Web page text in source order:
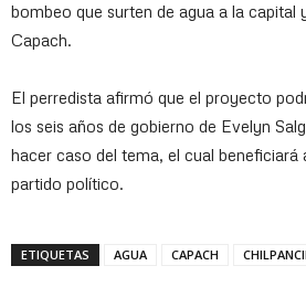
bombeo que surten de agua a la capital
Capach.
El perredista afirmó que el proyecto
los seis años de gobierno de Evelyn
hacer caso del tema, el cual beneficiará
partido político.
ETIQUETAS AGUA CAPACH